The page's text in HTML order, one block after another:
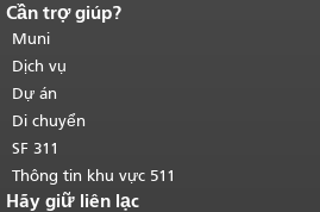
Kết thúc nội dung trang.
của trang này được lặp lại trên mọi
trang.Quay lại đầu trang nội dung
chính.
Cần trợ giúp?
Muni
Dịch vụ
Dự án
Di chuyển
SF 311
Thông tin khu vực 511
Hãy giữ liên lạc